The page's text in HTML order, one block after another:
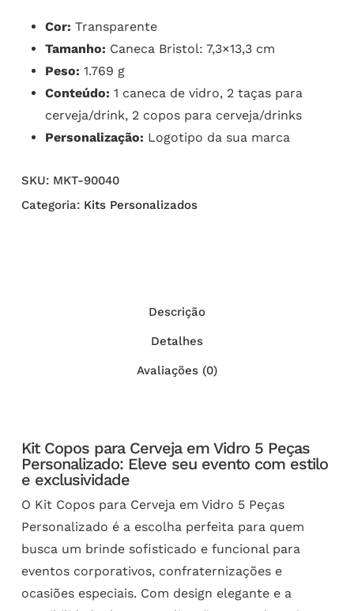
Cor: Transparente
Tamanho: Caneca Bristol: 7,3×13,3 cm
Peso: 1.769 g
Conteúdo: 1 caneca de vidro, 2 taças para
cerveja/drink, 2 copos para cerveja/drinks
Personalização: Logotipo da sua marca
SKU: MKT-90040
Categoria: Kits Personalizados
Descrição
Detalhes
Avaliações (0)
Kit Copos para Cerveja em Vidro 5 Peças
Personalizado: Eleve seu evento com estilo
e exclusividade
O Kit Copos para Cerveja em Vidro 5 Peças
Personalizado é a escolha perfeita para quem
busca um brinde sofisticado e funcional para
eventos corporativos, confraternizações e
ocasiões especiais. Com design elegante e a